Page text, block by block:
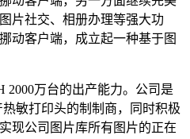
片社交、相册办理等强大功
动客户端，成立起一种基于图
万台的出产能力。公司是
敏打印头的制制商，同时积极
现公司图片库所有图片的正在